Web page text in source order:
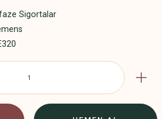
Sigortalar